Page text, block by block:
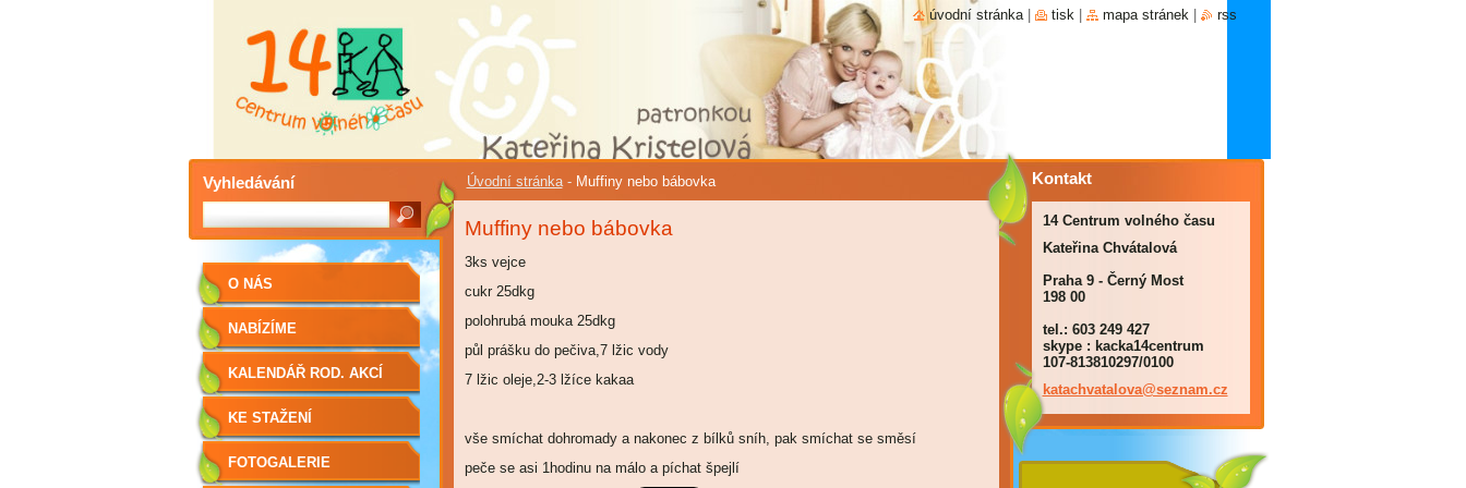
Úvodní stránka - Muffiny nebo bábovka
Muffiny nebo bábovka
3ks vejce
cukr 25dkg
polohrubá mouka 25dkg
půl prášku do pečiva,7 lžic vody
7 lžic oleje,2-3 lžíce kakaa
vše smíchat dohromady a nakonec z bílků sníh, pak smíchat se směsí
peče se asi 1hodinu na málo a píchat špejlí
O NÁS
NABÍZÍME
KALENDÁŘ ROD. AKCÍ
KE STAŽENÍ
FOTOGALERIE
Kontakt
14 Centrum volného času
Kateřina Chvátalová
Praha 9 - Černý Most
198 00
tel.: 603 249 427
skype : kacka14centrum
107-813810297/0100
katachvatalova@seznam.cz
Vyhledávání
úvodní stránka tisk mapa stránek rss